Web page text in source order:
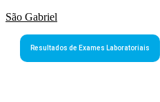
São Gabriel
Resultados de Exames Laboratoriais